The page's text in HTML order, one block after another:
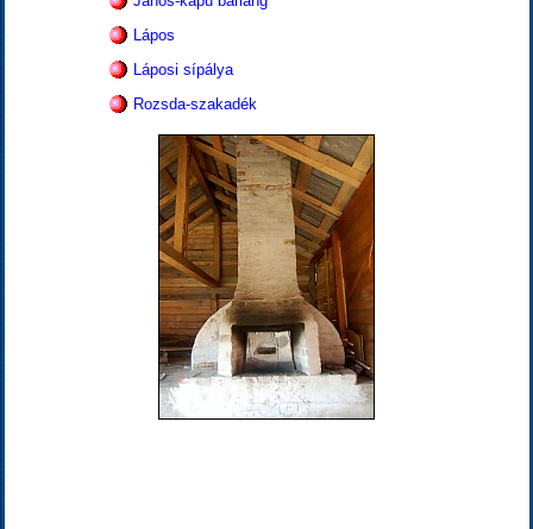
Lápos
Láposi sípálya
Rozsda-szakadék